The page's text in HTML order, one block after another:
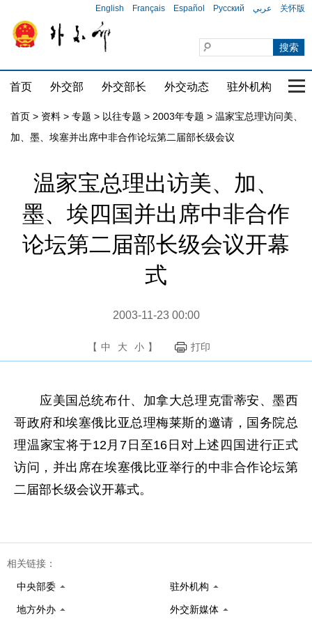
English Français Español Русский عربي 关怀版
首页 外交部 外交部长 外交动态 驻外机构 国
首页 > 资料 > 专题 > 以往专题 > 2003年专题 > 温家宝总理访问美、
加、墨、埃塞并出席中非合作论坛第二届部长级会议
温家宝总理出访美、加、
墨、埃四国并出席中非合作
论坛第二届部长级会议开幕
式
2003-11-23 00:00
【 中 大 小 】 打印
应美国总统布什、加拿大总理克雷蒂安、墨西
哥政府和埃塞俄比亚总理梅莱斯的邀请，国务院总
理温家宝将于12月 7 日至16 日对上述四国进行正式
访问，并出席在埃塞俄比亚举行的中非合作论坛第
二届部长级会议开幕式。
相关链接：
中央部委 驻外机构
地方外办 外交新媒体